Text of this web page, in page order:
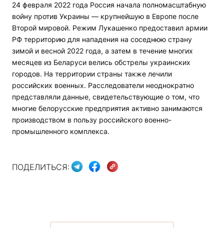
24 февраля 2022 года Россия начала полномасштабную
войну против Украины — крупнейшую в Европе после
Второй мировой. Режим Лукашенко предоставил армии
РФ территорию для нападения на соседнюю страну
зимой и весной 2022 года, а затем в течение многих
месяцев из Беларуси велись обстрелы украинских
городов. На территории страны также лечили
российских военных. Расследователи неоднократно
представляли данные, свидетельствующие о том, что
многие белорусские предприятия активно занимаются
производством в пользу российского военно-
промышленного комплекса.
ПОДЕЛИТЬСЯ: